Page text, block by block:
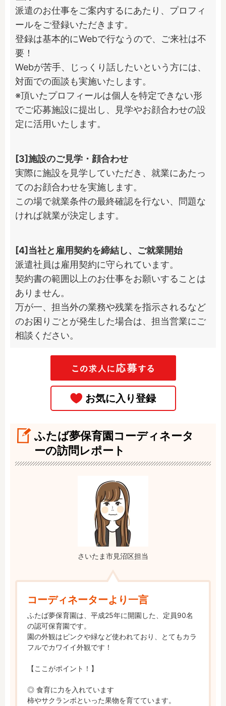
派遣のお仕事をご案内するにあたり、プロフィ
ールをご登録いただきます。
登録は基本的にWebで行なうので、ご来社は不
要！
Webが苦手、じっくり話したいという方には、
対面での面談も実施いたします。
※頂いたプロフィールは個人を特定できない形
でご応募施設に提出し、見学やお顔合わせの設
定に活用いたします。
[3]施設のご見学・顔合わせ
実際に施設を見学していただき、就業にあたっ
てのお顔合わせを実施します。
この場で就業条件の最終確認を行ない、問題な
ければ就業が決定します。
[4]当社と雇用契約を締結し、ご就業開始
派遣社員は雇用契約に守られています。
契約書の範囲以上のお仕事をお願いすることは
ありません。
万が一、担当外の業務や残業を指示されるなど
のお困りごとが発生した場合は、担当営業にご
相談ください。
ふたば夢保育園コーディネータ
ーの訪問レポート
さいたま市見沼区担当
コーディネーターより一言
ふたば夢保育園は、平成25年に開園した、定員90名
の認可保育園です。
園の外観はピンクや緑など使われており、とてもカラ
フルでカワイイ外観です！
【ここがポイント！】
◎ 食育に力を入れています
柿やサクランボといった果物を育てています。